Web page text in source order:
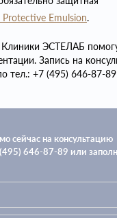
Protective Emulsion.
Клиники ЭСТЕЛАБ
Запись на
тел.: +7 (495) 646-87-89
сейчас на консультацию
646-87-89 или